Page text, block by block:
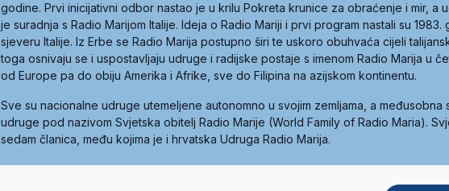
godine. Prvi inicijativni odbor nastao je u krilu Pokreta krunice za obraćenje i mir, a
je suradnja s Radio Marijom Italije. Ideja o Radio Mariji i prvi program nastali su 1983.
sjeveru Italije. Iz Erbe se Radio Marija postupno širi te uskoro obuhvaća cijeli
toga osnivaju se i uspostavljaju udruge i radijske postaje s imenom Radio Marija u
od Europe pa do obiju Amerika i Afrike, sve do Filipina na azijskom kontinentu.
Sve su nacionalne udruge utemeljene autonomno u svojim zemljama, a
udruge pod nazivom Svjetska obitelj Radio Marije (World Family of Radio Maria).
sedam članica, među kojima je i hrvatska Udruga Radio Marija.